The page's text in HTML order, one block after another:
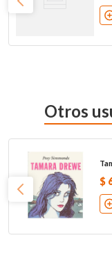
Otros
$